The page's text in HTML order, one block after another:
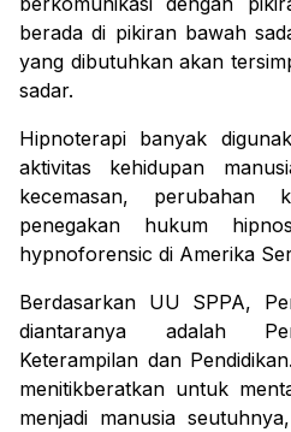
berada di pikiran bawah
yang dibutuhkan akan
sadar.
Hipnoterapi banyak
aktivitas kehidupan
kecemasan,
hypnoforensic di Amerika
Berdasarkan UU SPPA,
diantaranya adalah
Keterampilan dan
menitikberatkan untuk
menjadi manusia